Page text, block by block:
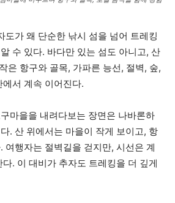
도가 왜 단순한 낚시 섬을 넘어 트레킹
수 있다. 바다만 있는 섬도 아니고, 산
은 항구와 골목, 가파른 능선, 절벽, 숲,
서 계속 이어진다.
마을을 내려다보는 장면은 나바론하
. 산 위에서는 마을이 작게 보이고, 항
여행자는 절벽길을 걷지만, 시선은 계
. 이 대비가 추자도 트레킹을 더 깊게